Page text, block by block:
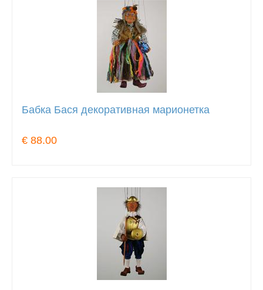
Бабка Бася декоративная марионетка
€ 88.00